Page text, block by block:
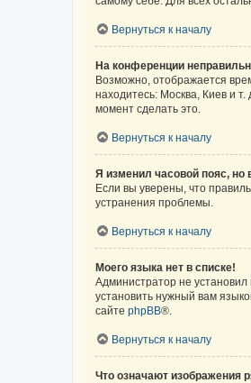
Вернуться к началу
На конференции
Возможно, отображается
находитесь: Москва, Киев и
момент сделать это.
Вернуться к началу
Я изменил часовой пояс, но
Если вы уверены, что
устранения проблемы.
Вернуться к началу
Моего языка нет в списке!
Администратор не
установить нужный вам
сайте phpBB®.
Вернуться к началу
Что означают изображения